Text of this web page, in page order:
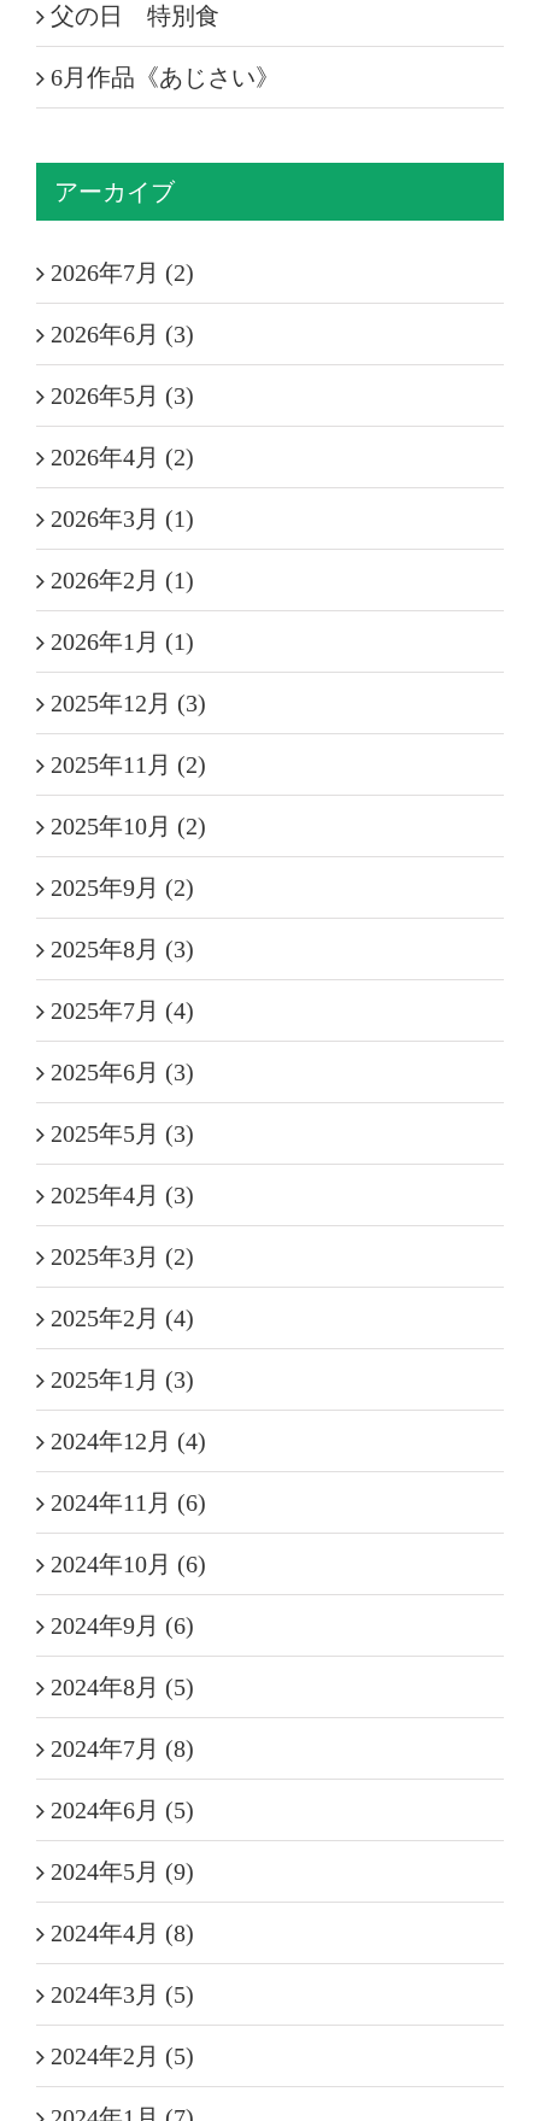
父の日 特別食
6月作品《あじさい》
アーカイブ
2026年7月 (2)
2026年6月 (3)
2026年5月 (3)
2026年4月 (2)
2026年3月 (1)
2026年2月 (1)
2026年1月 (1)
2025年12月 (3)
2025年11月 (2)
2025年10月 (2)
2025年9月 (2)
2025年8月 (3)
2025年7月 (4)
2025年6月 (3)
2025年5月 (3)
2025年4月 (3)
2025年3月 (2)
2025年2月 (4)
2025年1月 (3)
2024年12月 (4)
2024年11月 (6)
2024年10月 (6)
2024年9月 (6)
2024年8月 (5)
2024年7月 (8)
2024年6月 (5)
2024年5月 (9)
2024年4月 (8)
2024年3月 (5)
2024年2月 (5)